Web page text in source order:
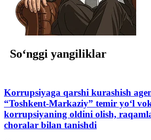
So‘nggi yangiliklar
Korrupsiyaga qarshi kurashish
“Toshkent-Markaziy” temir yo‘l
korrupsiyaning oldini olish,
choralar bilan tanishdi